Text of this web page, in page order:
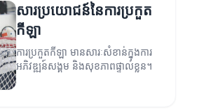
សារប្រយោជន៍នៃការប្រកួត
កីឡា
ការប្រកួតកីឡា មានសារៈសំខាន់ក្នុងការ
អភិវឌ្ឍន៍សង្គម និងសុខភាពផ្ទាល់ខ្លួន។